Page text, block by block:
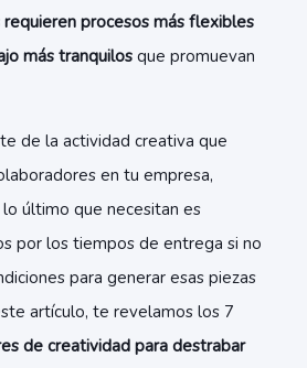
procesos más flexibles
más tranquilos que promuevan
de la actividad creativa que
en tu empresa,
último que necesitan es
por los tiempos de entrega si no
para generar esas piezas
artículo, te revelamos los 7
de creatividad para destrabar